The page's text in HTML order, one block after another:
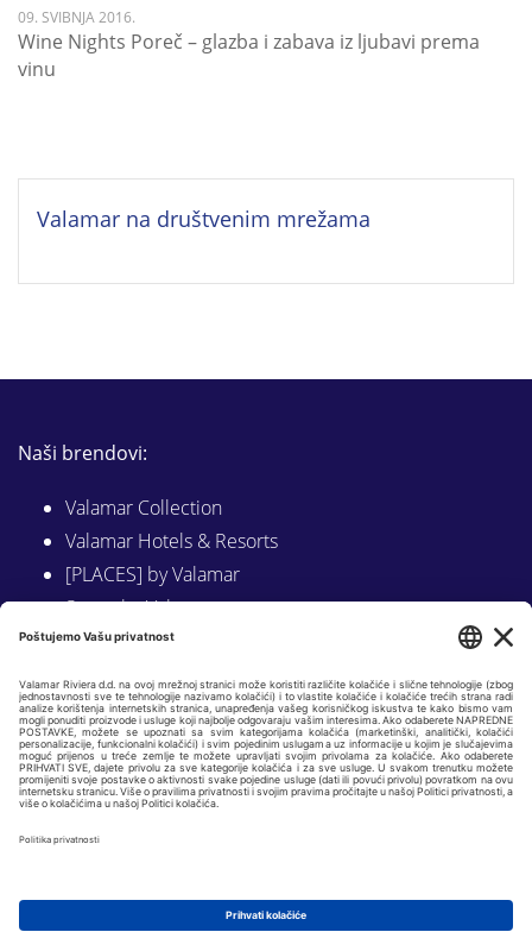
09. SVIBNJA 2016.
Wine Nights Poreč – glazba i zabava iz ljubavi prema
vinu
Valamar na društvenim mrežama
Naši brendovi:
Valamar Collection
Valamar Hotels & Resorts
[PLACES] by Valamar
Sunny by Valamar
Valamar Camping
Istraži na Valamar.com
Slijedite nas na: